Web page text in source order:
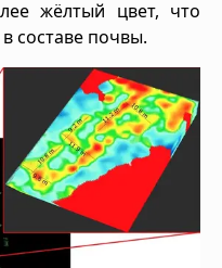
жёлтый цвет, что
составе почвы.